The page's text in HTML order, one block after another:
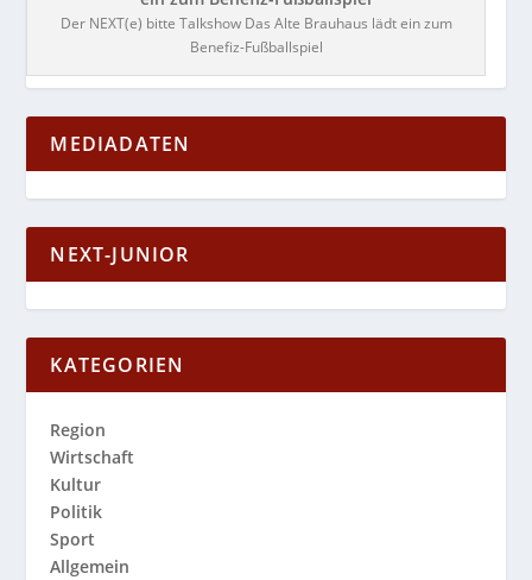
Der NEXT(e) bitte Talkshow Das Alte Brauhaus lädt ein zum
Benefiz-Fußballspiel
MEDIADATEN
NEXT-JUNIOR
KATEGORIEN
Region
Wirtschaft
Kultur
Politik
Sport
Allgemein